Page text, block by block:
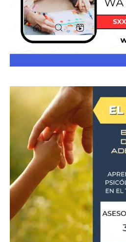
Donación
Introduce la cantidad (USD):
$1.00